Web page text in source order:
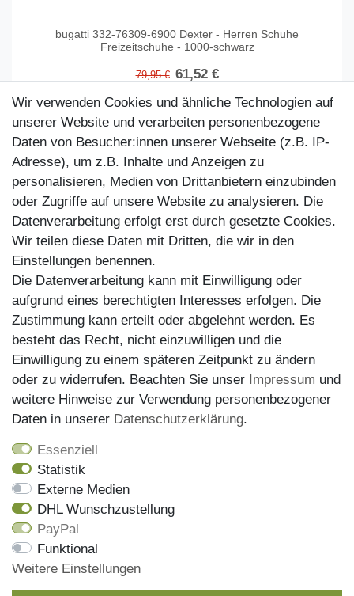
bugatti 332-76309-6900 Dexter - Herren Schuhe
Freizeitschuhe - 1000-schwarz
79,95 € 61,52 €
Artikel anzeigen
Kundenservice
Impressum
Datenschutz
AGB
Widerrufsrecht
Versandinformationen
Zahlungsmöglichkeiten
Onlineshop
Mein Konto
Wir verwenden Cookies und ähnliche Technologien auf
unserer Website und verarbeiten personenbezogene
Daten von Besucher:innen unserer Webseite (z.B. IP-
Adresse), um z.B. Inhalte und Anzeigen zu
personalisieren, Medien von Drittanbietern einzubinden
oder Zugriffe auf unsere Website zu analysieren. Die
Datenverarbeitung erfolgt erst durch gesetzte Cookies.
Wir teilen diese Daten mit Dritten, die wir in den
Einstellungen benennen.
Die Datenverarbeitung kann mit Einwilligung oder
aufgrund eines berechtigten Interesses erfolgen. Die
Zustimmung kann erteilt oder abgelehnt werden. Es
besteht das Recht, nicht einzuwilligen und die
Einwilligung zu einem späteren Zeitpunkt zu ändern
oder zu widerrufen. Beachten Sie unser Impressum und
weitere Hinweise zur Verwendung personenbezogener
Daten in unserer Daten­schutz­erklärung.
Essenziell
Statistik
Externe Medien
DHL Wunschzustellung
PayPal
Funktional
Weitere Einstellungen